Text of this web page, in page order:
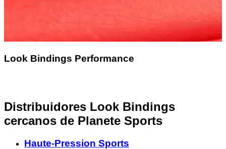
Look Bindings Performance
Distribuidores Look Bindings
cercanos de Planete Sports
Haute-Pression Sports